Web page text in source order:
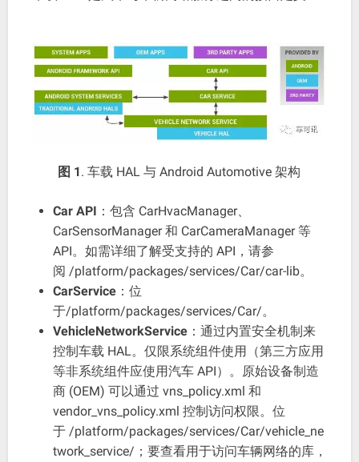
图 1. 车载 HAL 与 Android Automotive 架构
Car API ：包含 CarHvacManager、
CarSensorManager 和 CarCameraManager 等
API。如需详细了解受支持的 API，请参
阅 /platform/packages/services/Car/car-lib。
CarService：位
于/platform/packages/services/Car/。
VehicleNetworkService：通过内置安全机制来
控制车载 HAL。仅限系统组件使用（第三方应用
等非系统组件应使用汽车 API）。原始设备制造
商 (OEM) 可以通过 vns_policy.xml 和
vendor_vns_policy.xml 控制访问权限。位
于 /platform/packages/services/Car/vehicle_ne
twork_service/；要查看用于访问车辆网络的库，